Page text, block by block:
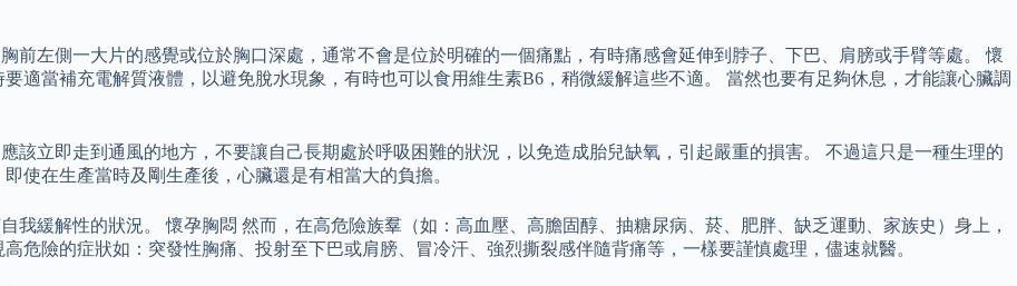
前左側一大片的感覺或位於胸口深處，通常不會是位於明確的一個痛點，有時痛感會延伸到脖子、下巴、肩膀或手臂等處。 懷
適當補充電解質液體，以避免脫水現象，有時也可以食用維生素B6，稍微緩解這些不適。 當然也要有足夠休息，才能讓心臟調
該立即走到通風的地方，不要讓自己長期處於呼吸困難的狀況，以免造成胎兒缺氧，引起嚴重的損害。 不過這只是一種生理的
使在生產當時及剛生產後，心臟還是有相當大的負擔。
我緩解性的狀況。 懷孕胸悶 然而，在高危險族羣（如：高血壓、高膽固醇、抽糖尿病、菸、肥胖、缺乏運動、家族史）身上，
危險的症狀如：突發性胸痛、投射至下巴或肩膀、冒冷汗、強烈撕裂感伴隨背痛等，一樣要謹慎處理，儘速就醫。